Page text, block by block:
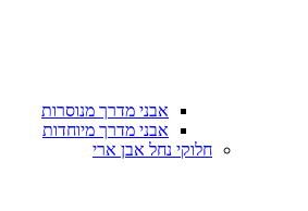
אבני מדרך מנוסרות
אבני מדרך מיוחדות
חלוקי נחל אבן ארי